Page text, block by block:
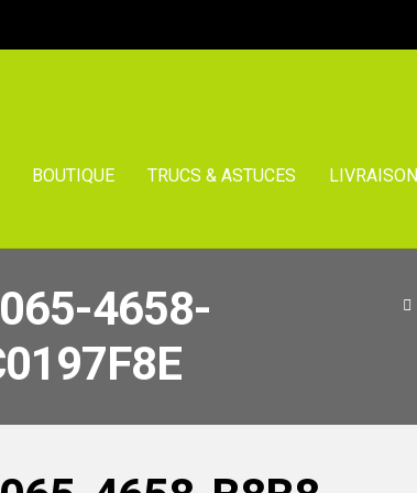
BOUTIQUE TRUCS & ASTUCES LIVRAISON
4658-